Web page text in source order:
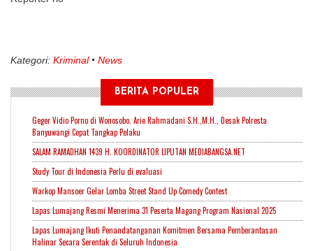
Kategori: Kriminal News
BERITA POPULER
Geger Vidio Porno di Wonosobo. Arie Rahmadani S.H.,M.H., Desak Polresta
Banyuwangi Cepat Tangkap Pelaku
SALAM RAMADHAN 1439 H. KOORDINATOR LIPUTAN MEDIABANGSA.NET
Study Tour di Indonesia Perlu di evaluasi
Warkop Mansoer Gelar Lomba Street Stand Up Comedy Contest
Lapas Lumajang Resmi Menerima 31 Peserta Magang Program Nasional 2025
Lapas Lumajang Ikuti Penandatanganan Komitmen Bersama Pemberantasan
Halinar Secara Serentak di Seluruh Indonesia